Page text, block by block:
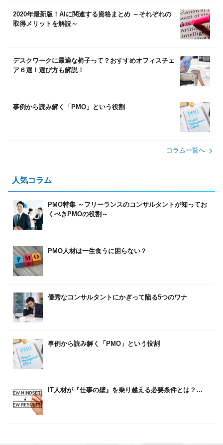
2020年最新版！AIに関連する資格まとめ ～それぞれの
取得メリットを解説～
デスクワークに最適な椅子って？おすすめオフィスチェ
ア６選！選び方も解説！
事例から読み解く「PMO」という役割
コラム⼀覧へ
⼈気コラム
PMO特集 ～フリーランスのコンサルタントが知ってお
くべきPMOの役割～
PMO人材は一生食うに困らない？
優秀なコンサルタントにかぎって陥る5つのワナ
事例から読み解く「PMO」という役割
IT人材が『仕事の壁』を乗り越える必要条件とは？…